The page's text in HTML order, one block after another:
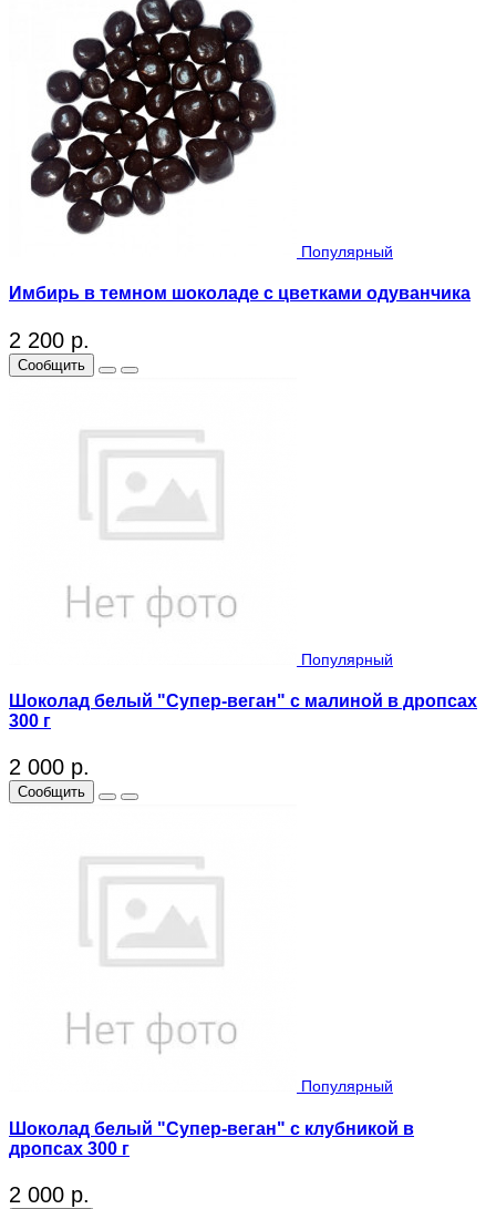
Популярный
Имбирь в темном шоколаде с цветками одуванчика
2 200 р.
Сообщить
Популярный
Шоколад белый "Супер-веган" с малиной в дропсах
300 г
2 000 р.
Сообщить
Популярный
Шоколад белый "Супер-веган" с клубникой в
дропсах 300 г
2 000 р.